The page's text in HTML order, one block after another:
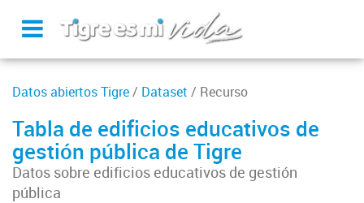
Datos abiertos Tigre/ Dataset / Recurso
Tabla de edificios educativos de
gestión pública de Tigre
Datos sobre edificios educativos de gestión
pública